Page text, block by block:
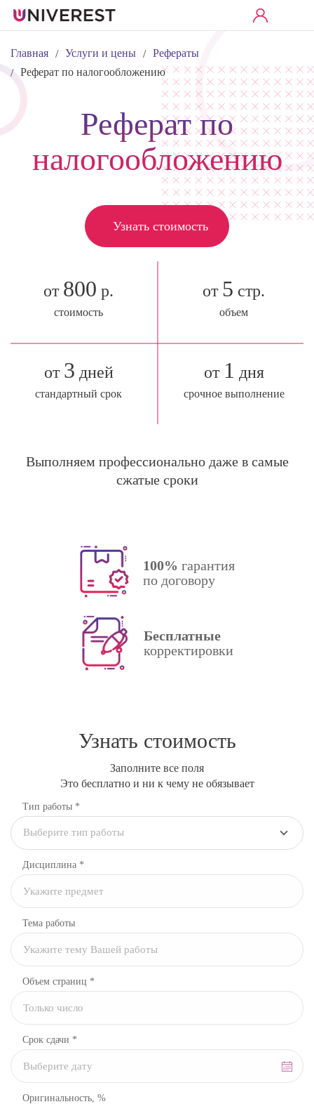
Главная / Услуги и цены / Рефераты
/ Реферат по налогообложению
Реферат по
налогообложению
Узнать стоимость
от 800 р.
стоимость
от 5 стр.
объем
от 3 дней
стандартный срок
от 1 дня
срочное выполнение
Выполняем профессионально даже в самые
сжатые сроки
100% гарантия
по договору
Бесплатные
корректировки
Узнать стоимость
Заполните все поля
Это бесплатно и ни к чему не обязывает
Тип работы *
Выберите тип работы
Дисциплина *
Тема работы
Объем страниц *
Срок сдачи *
Оригинальность, %